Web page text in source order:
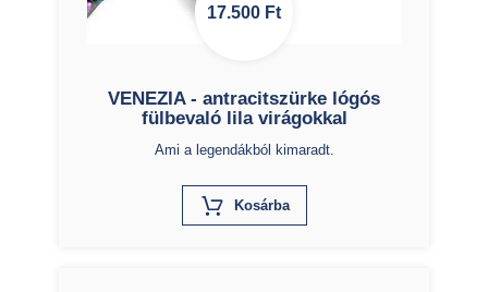
17.500 Ft
VENEZIA - antracitszürke lógós
fülbevaló lila virágokkal
Ami a legendákból kimaradt.
KosárbaX